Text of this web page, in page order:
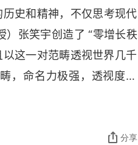
上，而这极少数人中又只
引与限制，真正按照自己
历史就真的是再重要不过
说还有什么意义呢？意义
教会我们理解一样东西，
非常重视这个概念，围绕
史和精神，不仅思考现代
张笑宇创造了 “零增长秩
这一对范畴透视世界几千
，命名力极强，透视度极
这本书支持电子书朗诵功
史尤其是西方古代史知之
分享